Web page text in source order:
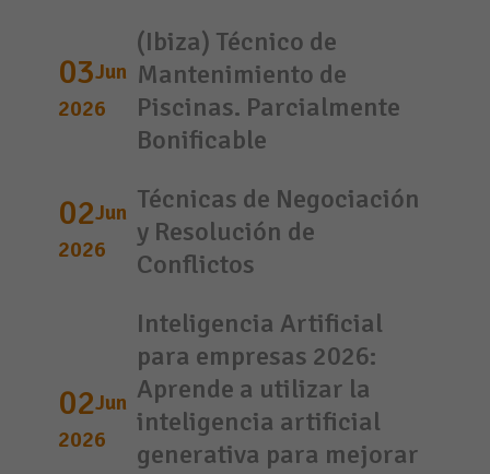
03Jun
2026
(Ibiza) Técnico de
Mantenimiento de
Piscinas. Parcialmente
Bonificable
02Jun
2026
Técnicas de Negociación
y Resolución de
Conflictos
02Jun
2026
Inteligencia Artificial
para empresas 2026:
Aprende a utilizar la
inteligencia artificial
generativa para mejorar